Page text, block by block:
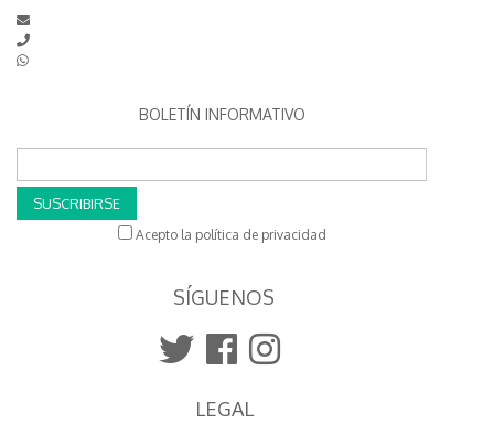
BOLETÍN INFORMATIVO
SUSCRIBIRSE
Acepto la política de privacidad
SÍGUENOS
LEGAL